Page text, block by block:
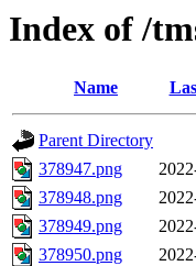
Index of /
Name
Parent Directory
378947.png
378948.png
378949.png
378950.png